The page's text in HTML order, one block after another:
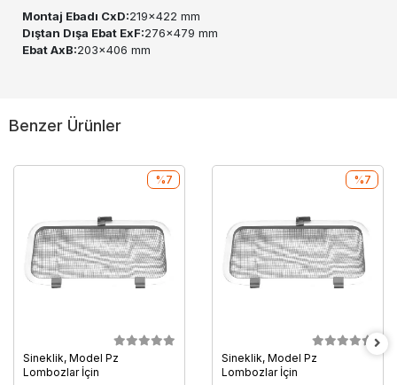
Montaj Ebadı CxD:219x422 mm
Dıştan Dışa Ebat ExF:276x479 mm
Ebat AxB:203x406 mm
Benzer Ürünler
Sineklik, Model Pz
Lombozlar İçin
%7
Sineklik, Model Pz
Lombozlar İçin
%7